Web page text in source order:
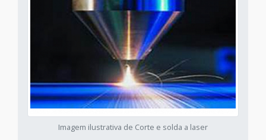
Imagem ilustrativa de Corte e solda a laser